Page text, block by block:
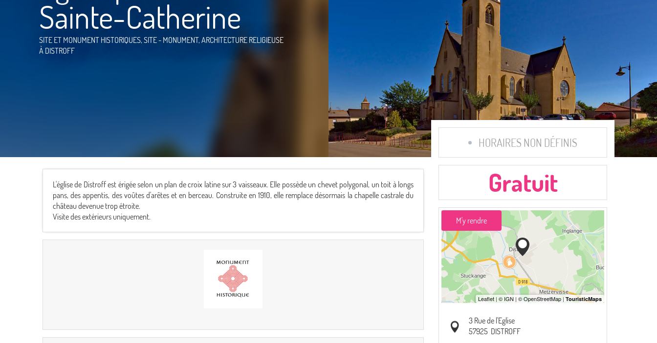
Sainte-Catherine
SITE ET MONUMENT HISTORIQUES, SITE - MONUMENT, ARCHITECTURE RELIGIEUSE
À DISTROFF
L'église de Distroff est érigée selon un plan de croix latine sur 3 vaisseaux. Elle possède un chevet polygonal, un toit à longs
pans, des appentis, des voûtes d'arêtes et en berceau. Construite en 1910, elle remplace désormais la chapelle castrale du
château devenue trop étroite.
Visite des extérieurs uniquement.
HORAIRES NON DÉFINIS
Gratuit
M'y rendre
3 Rue de l'Eglise
57925 DISTROFF